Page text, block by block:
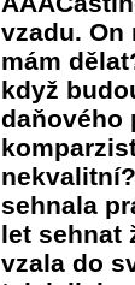
vzadu. On
mám
když
daňového
sehnala
let sehnat
vzala do